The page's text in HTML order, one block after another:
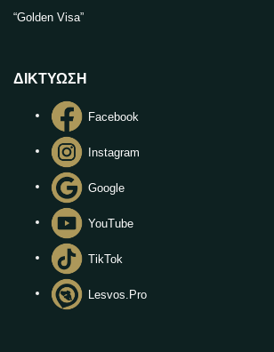
“Golden Visa”
ΔΙΚΤΥΩΣΗ
Facebook
Instagram
Google
YouTube
TikTok
Lesvos.Pro